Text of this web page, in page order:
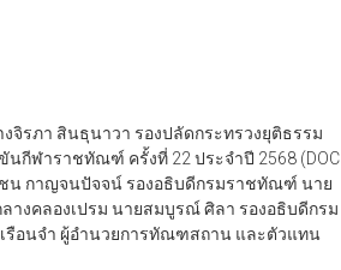
จิรภา สินธุนาวา รองปลัดกระทรวงยุติธรรม
กีฬาราชทัณฑ์ ครั้งที่ 22 ประจำปี 2568 (DOC
น กาญจนปัจจน์ รองอธิบดีกรมราชทัณฑ์ นาย
งคลองเปรม นายสมบูรณ์ ศิลา รองอธิบดีกรม
อนจำ ผู้อำนวยการทัณฑสถาน และตัวแทน